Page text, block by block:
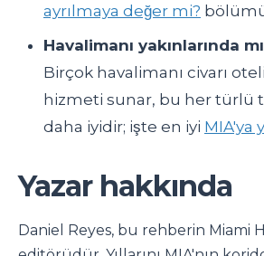
ayrılmaya değer mi?
Havalimanı yakınlarında
Birçok havalimanı civarı
hizmeti sunar, bu her türlü
daha iyidir; işte en iyi MIA'ya
Yazar hakkında
Daniel Reyes, bu rehberin Miami